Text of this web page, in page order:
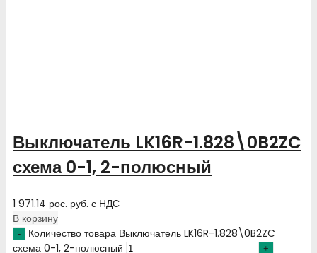
Выключатель LK16R-1.828\0B2ZC
схема 0-1, 2-полюсный
1 971.14 рос. руб. с НДС
В корзину
Количество товара Выключатель LK16R-1.828\0B2ZC
схема 0-1, 2-полюсный